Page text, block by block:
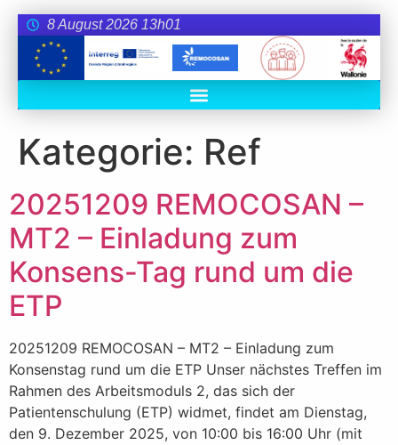
8 August 2026 13h01
Kategorie: Ref
20251209 REMOCOSAN –
MT2 – Einladung zum
Konsens-Tag rund um die
ETP
20251209 REMOCOSAN – MT2 – Einladung zum
Konsenstag rund um die ETP Unser nächstes Treffen im
Rahmen des Arbeitsmoduls 2, das sich der
Patientenschulung (ETP) widmet, findet am Dienstag,
den 9. Dezember 2025, von 10:00 bis 16:00 Uhr (mit